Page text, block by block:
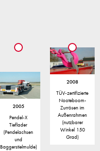
2005
Pendel-X
Tieflader
(Pendelachsen
und
Baggerstielmulde)
2008
TÜV-zertifizierte
Nooteboom-
Zurrösen im
Außenrahmen
(nutzbarer
Winkel 150
Grad)